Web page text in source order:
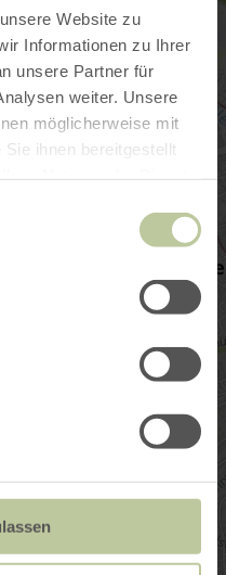
Website zu
Informationen zu Ihrer
unsere Partner für
weiter. Unsere
möglicherweise mit
ihnen bereitgestellt